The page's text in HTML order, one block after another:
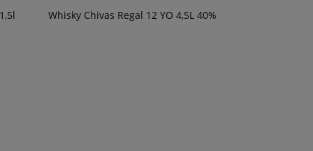
Whisky Chivas Regal 12 YO 4,5L 40%